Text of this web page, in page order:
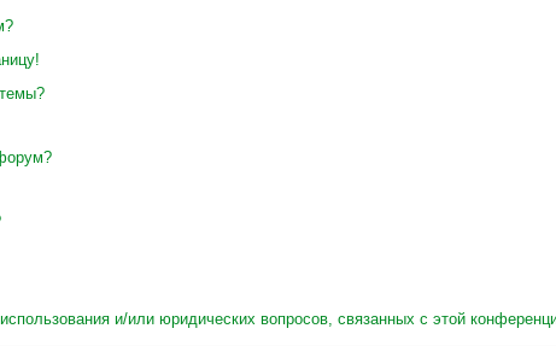
и/или юридических вопросов, связанных с этой